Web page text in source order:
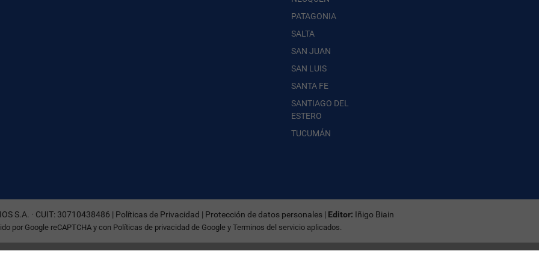
PATAGONIA
SALTA
SAN JUAN
SAN LUIS
SANTA FE
SANTIAGO DEL
ESTERO
TUCUMÁN
S.A. · CUIT: 30710438486 | Políticas de Privacidad | Protección de datos personales | Editor: Iñigo Biain
por Google reCAPTCHA y con Políticas de privacidad de Googley Terminos del servicioaplicados.